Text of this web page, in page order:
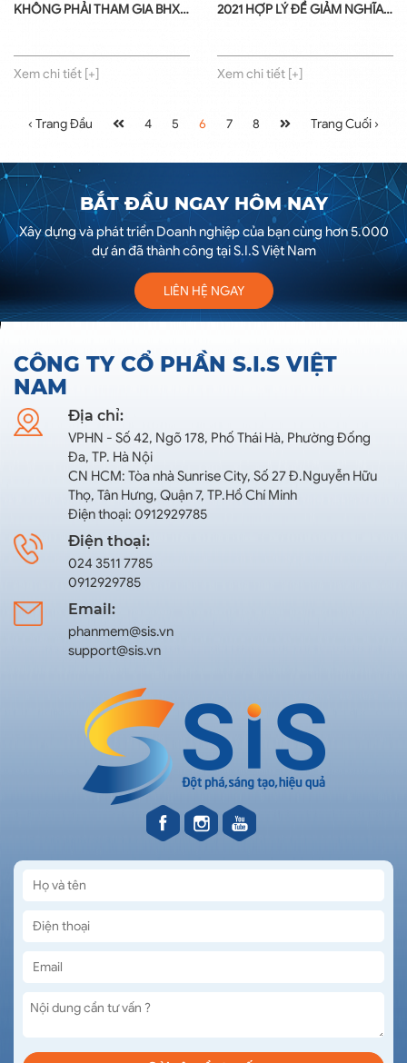
KHÔNG PHẢI THAM GIA BHXH
Xem chi tiết [+]
2021 HỢP LÝ ĐỂ GIẢM NGHĨA
Xem chi tiết [+]
‹ Trang Đầu 4 5 6 7 8 Trang Cuối ›
BẮT ĐẦU NGAY HÔM NAY
Xây dựng và phát triển Doanh nghiệp của bạn cùng hơn 5.000
dự án đã thành công tại S.I.S Việt Nam
LIÊN HỆ NGAY
CÔNG TY CỔ PHẦN S.I.S VIỆT
NAM
Địa chỉ:
VPHN - Số 42, Ngõ 178, Phố Thái Hà, Phường Đống
Đa, TP. Hà Nội
CN HCM: Tòa nhà Sunrise City, Số 27 Đ.Nguyễn Hữu
Thọ, Tân Hưng, Quận 7, TP.Hồ Chí Minh
Điện thoại: 0912929785
Điện thoại:
024 3511 7785
0912929785
Email:
phanmem@sis.vn
support@sis.vn